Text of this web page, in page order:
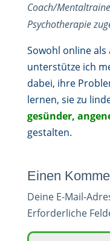
Coach/
Psychotherapie
Sowohl online
unterstütze ich
dabei, ihre
lernen, sie zu
gesünder,
gestalten.
Einen
Deine E-Mail-
Erforderliche